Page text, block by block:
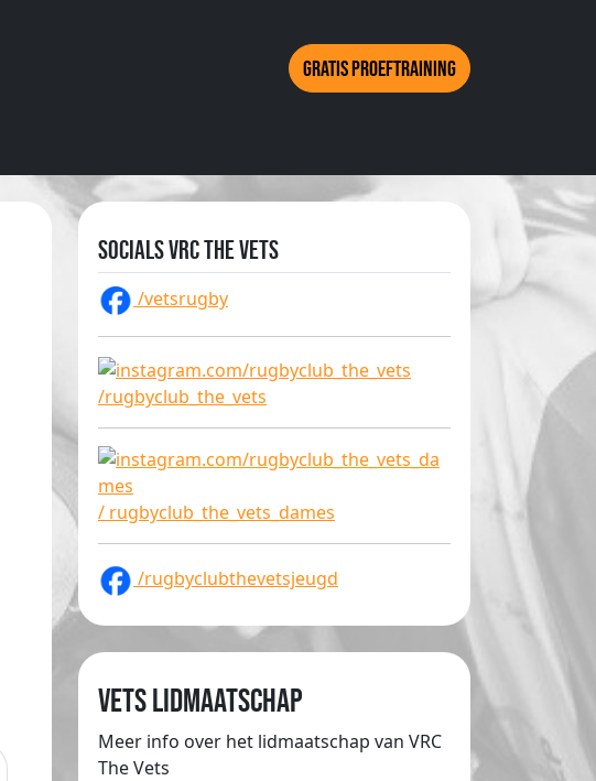
Gratis proeftraining
Socials VRC The Vets
/vetsrugby
/rugbyclub_the_vets
/ rugbyclub_the_vets_dames
/rugbyclubthevetsjeugd
Vets lidmaatschap
Meer info over het lidmaatschap van VRC
The Vets